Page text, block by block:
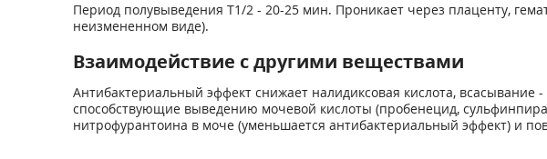
Период полувыведения Т1/2 - 20-25 мин. Проникает через плаценту,
неизмененном виде).
Взаимодействие с другими веществами
Антибактериальный эффект снижает налидиксовая кислота,
способствующие выведению мочевой кислоты (пробенецид,
нитрофурантоина в моче (уменьшается антибактериальный эффект) и